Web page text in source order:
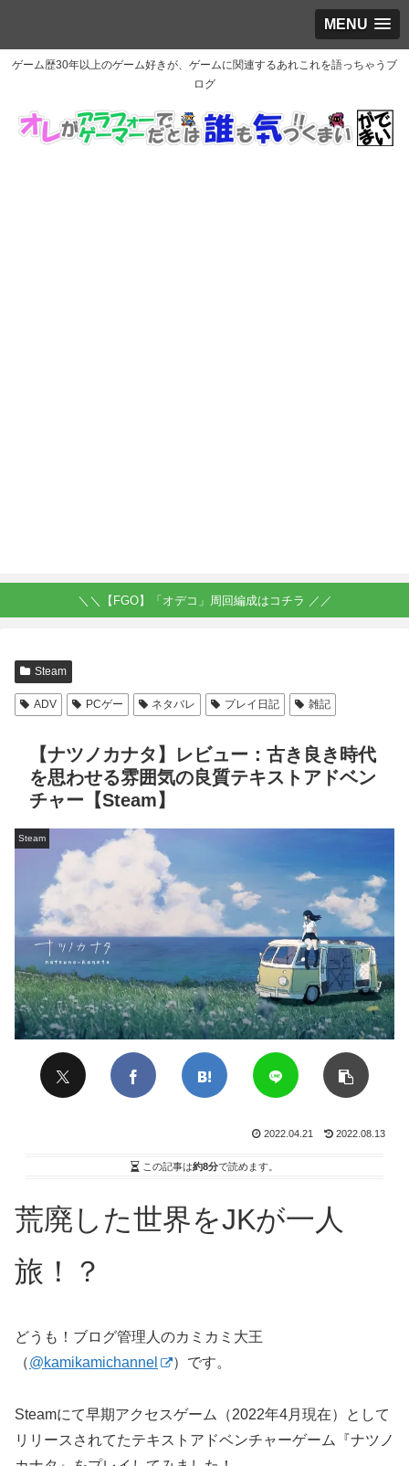
MENU
ゲーム歴30年以上のゲーム好きが、ゲームに関連するあれこれを語っちゃうブ
ログ
＼＼【FGO】「オデコ」周回編成はコチラ ／／
Steam
ADV PCゲー ネタバレ プレイ日記 雑記
【ナツノカナタ】レビュー：古き良き時代
を思わせる雰囲気の良質テキストアドベン
チャー【Steam】
Steam
2022.04.21 2022.08.13
この記事は約8分で読めます。
荒廃した世界をJKが一人
旅！？
どうも！ブログ管理人のカミカミ大王
（@kamikamichannel ）です。
Steamにて早期アクセスゲーム（2022年4月現在）として
リリースされてたテキストアドベンチャーゲーム『ナツノ